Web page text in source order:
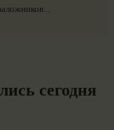
сегодня